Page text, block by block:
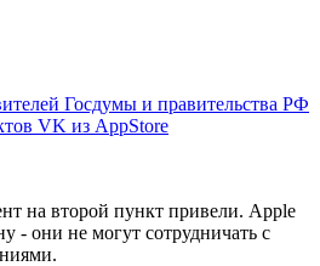
Госдумы и правительства РФ
VK из AppStore
на второй пункт привели. Apple
- они не могут сотрудничать с